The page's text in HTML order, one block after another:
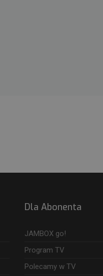
Dla Abonenta
JAMBOX go!
Program TV
Polecamy w TV